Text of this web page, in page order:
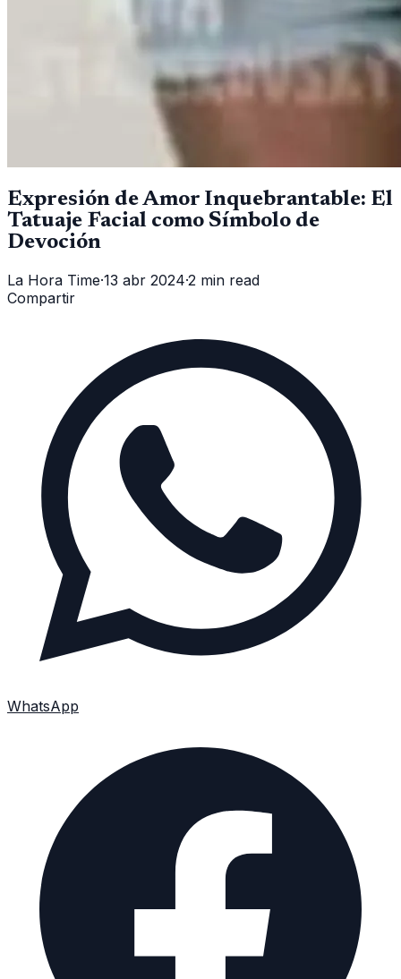
Expresión de Amor Inquebrantable: El
Tatuaje Facial como Símbolo de
Devoción
La Hora Time·13 abr 2024·2 min read
Compartir
WhatsApp